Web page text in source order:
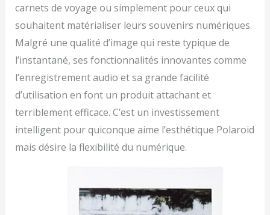
carnets de voyage ou simplement pour ceux qui
souhaitent matérialiser leurs souvenirs numériques.
Malgré une qualité d’image qui reste typique de
l’instantané, ses fonctionnalités innovantes comme
l’enregistrement audio et sa grande facilité
d’utilisation en font un produit attachant et
terriblement efficace. C’est un investissement
intelligent pour quiconque aime l’esthétique Polaroid
mais désire la flexibilité du numérique.